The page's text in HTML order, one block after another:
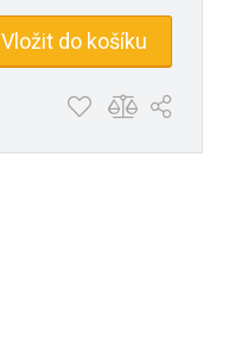
Vložit do košíku